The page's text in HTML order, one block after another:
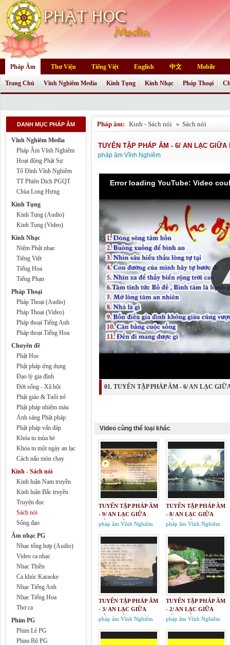
Pháp Âm Thư Viện Tiếng Việt English 中文 Mobile
Trang Chủ Vĩnh Nghiêm Media Kinh Tụng Kinh Nhạc Pháp Thoại
DANH MỤC PHÁP ÂM
Vĩnh Nghiêm Media
Pháp Âm Vĩnh Nghiêm
Hoạt động Phật Sự
Tổ Đình Vĩnh Nghiêm
TT Phiên Dịch PGQT
Chùa Long Hưng
Kinh Tụng
Kinh Tụng (Audio)
Kinh Tụng (Video)
Kinh Nhạc
Niệm Phật nhạc
Tiêng Việt
Tiếng Hoa
Tiếng Phạn
Pháp Thoại
Pháp Thoại (Audio)
Pháp Thoại (Video)
Pháp thoại Tiếng Anh
Pháp thoại Tiếng Hoa
Chuyên đề
Phật Học
Phật pháp ứng dụng
Đạo lý gia đình
Đời sống - Xã hội
Phật giáo & Tuổi trẻ
Phật pháp nhiệm màu
Ánh sáng Phật pháp
Phật pháp vấn đáp
Khóa tu mùa hè
Khóa tu một ngày an lạc
Cách nấu món chay
Kinh - Sách nói
Kinh luận Nam truyền
Kinh luận Bắc truyền
Truyện đọc
Sách nói
Sống đạo
Âm nhạc PG
Nhạc tổng hợp (Audio)
Video ca nhạc
Nhạc Thiền
Ca khúc Karaoke
Nhạc Tiếng Anh
Nhạc Tiếng Hoa
Thơ ca
Phim PG
Phim Lẻ PG
Phim Bộ PG
Pháp âm: Kinh - Sách nói » Sách nói
TUYỂN TẬP PHÁP ÂM - 6/ AN LẠC GIỮA
pháp âm Vĩnh Nghiêm
Error loading YouTube: Video
01. TUYỂN TẬP PHÁP ÂM - 6/ AN LẠC
Video cùng thể loại khác
TUYỂN TẬP PHÁP ÂM
- 9/ AN LẠC GIỮA
DÒNG ĐỜI
pháp âm Vĩnh Nghiêm
TUYỂN TẬP PHÁP ÂM
- 8/ AN LẠC GIỮA
DÒNG ĐỜI
pháp âm Vĩnh Nghiêm
TUYỂN TẬP PHÁP ÂM
- 3/ AN LẠC GIỮA
DÒNG ĐỜI
pháp âm Vĩnh Nghiêm
TUYỂN TẬP PHÁP ÂM
- 2/ AN LẠC GIỮA
DÒNG ĐỜI
pháp âm Vĩnh Nghiêm